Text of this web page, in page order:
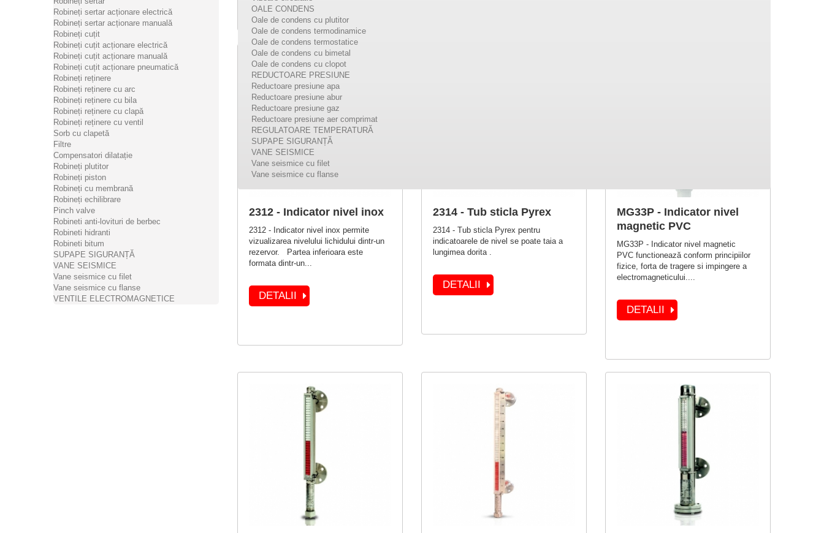
OALE CONDENS
Oale de condens cu plutitor
Oale de condens termodinamice
Oale de condens termostatice
Oale de condens cu bimetal
Oale de condens cu clopot
REDUCTOARE PRESIUNE
Reductoare presiune apa
Reductoare presiune abur
Reductoare presiune gaz
Reductoare presiune aer comprimat
REGULATOARE TEMPERATURĂ
SUPAPE SIGURANȚĂ
VANE SEISMICE
Vane seismice cu filet
Vane seismice cu flanse
Robineți sertar acționare electrică
Robineți sertar acționare manuală
Robineți cuțit
Robineți cuțit acționare electrică
Robineți cuțit acționare manuală
Robineți cuțit acționare pneumatică
Robineți reținere
Robineți reținere cu arc
Robineți reținere cu bila
Robineți reținere cu clapă
Robineți reținere cu ventil
Sorb cu clapetă
Filtre
Compensatori dilatație
Robineți plutitor
Robineți piston
Robineți cu membrană
Robineți echilibrare
Pinch valve
Robineti anti-lovituri de berbec
Robineti hidranti
Robineti bitum
SUPAPE SIGURANȚĂ
VANE SEISMICE
Vane seismice cu filet
Vane seismice cu flanse
VENTILE ELECTROMAGNETICE
2312 - Indicator nivel inox
2312 - Indicator nivel inox permite
vizualizarea nivelului lichidului dintr-un
rezervor. Partea inferioara este
formata dintr-un...
DETALII
2314 - Tub sticla Pyrex
2314 - Tub sticla Pyrex pentru
indicatoarele de nivel se poate taia a
lungimea dorita .
DETALII
MG33P - Indicator nivel
magnetic PVC
MG33P - Indicator nivel magnetic
PVC functionează conform principiilor
fizice, forta de tragere si impingere a
electromagneticului....
DETALII